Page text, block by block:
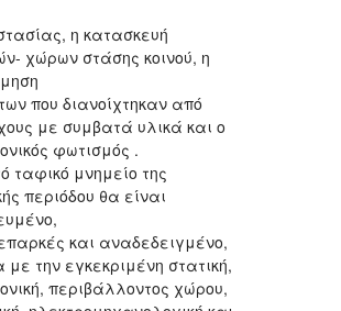
η κατασκευή
χώρων στάσης κοινού, η
που διανοίχτηκαν από
με συμβατά υλικά και ο
φωτισμός .
ταφικό μνημείο της
περιόδου θα είναι
και αναδεδειγμένο,
την εγκεκριμένη στατική,
περιβάλλοντος χώρου,